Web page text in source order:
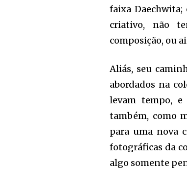
faixa Daechwita;
criativo, não
composição, ou
Aliás, seu
abordados na
levam tempo, e
também, como
para uma nova
fotográficas da
algo somente